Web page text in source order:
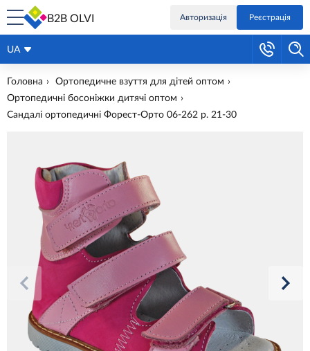
B2B OLVI Авторизація Реєстрація
UA
Головна
Ортопедичне взуття для дітей оптом
Ортопедичні босоніжки дитячі оптом
Сандалі ортопедичні Форест-Орто 06-262 р. 21-30